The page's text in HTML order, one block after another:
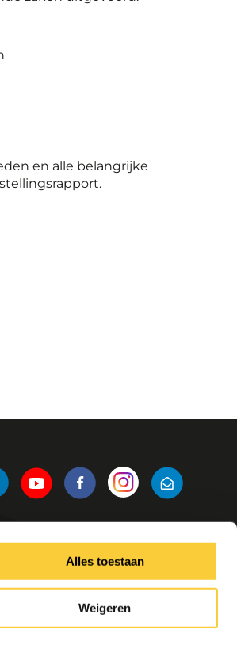
Alles toestaan
Weigeren
en alle belangrijke